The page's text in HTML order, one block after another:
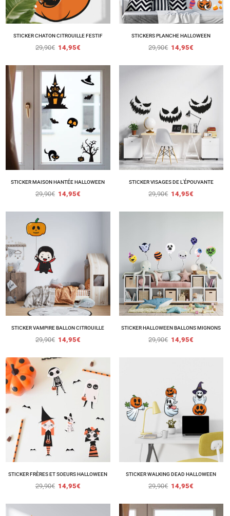
STICKER CHATON CITROUILLE FESTIF
29,90€ 14,95€
STICKERS PLANCHE HALLOWEEN
29,90€ 14,95€
STICKER MAISON HANTÉE HALLOWEEN
29,90€ 14,95€
STICKER VISAGES DE L’ÉPOUVANTE
29,90€ 14,95€
STICKER VAMPIRE BALLON CITROUILLE
29,90€ 14,95€
STICKER HALLOWEEN BALLONS MIGNONS
29,90€ 14,95€
STICKER FRÈRES ET SOEURS HALLOWEEN
29,90€ 14,95€
STICKER WALKING DEAD HALLOWEEN
29,90€ 14,95€